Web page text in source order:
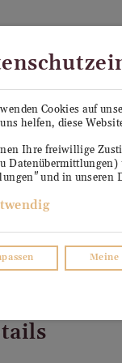
SEPP
Cookies auf
helfen, diese
Ihre freiwillige
und in unseren
Meine